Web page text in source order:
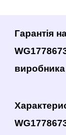
Гарантія
виробника